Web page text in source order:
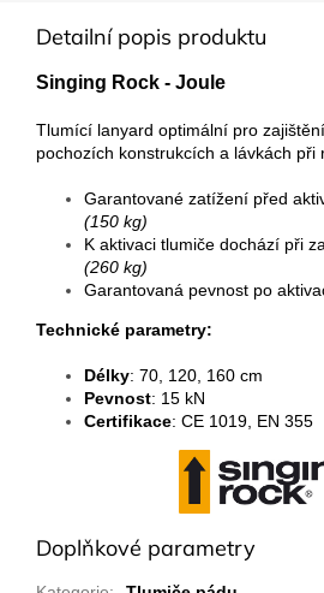
Detailní popis produktu
Singing Rock - Joule
Tlumící lanyard optimální pro
pochozích konstrukcích a lávkách při
Garantované zatížení před
(150 kg)
K aktivaci tlumiče dochází při
(260 kg)
Garantovaná pevnost po
Technické parametry:
Délky: 70, 120, 160 cm
Pevnost: 15 kN
Certifikace: CE 1019, EN 355
Doplňkové parametry